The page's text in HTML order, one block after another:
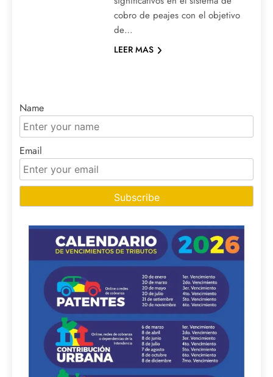
cobro de peajes con el objetivo
de…
LEER MAS
Name
Email